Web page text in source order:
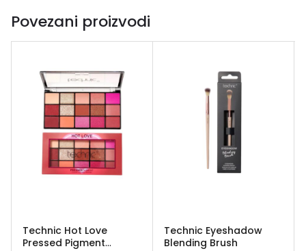
Povezani proizvodi
Technic Hot Love
Pressed Pigment
Technic Eyeshadow
Blending Brush